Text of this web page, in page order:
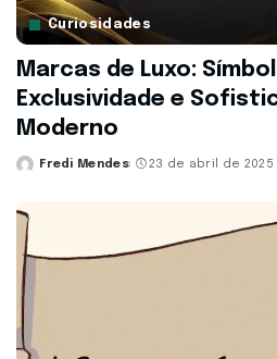
Curiosidades
Marcas de Luxo:
Exclusividade e
Moderno
Posted
Fredi Mendes 23 de abril de 2025